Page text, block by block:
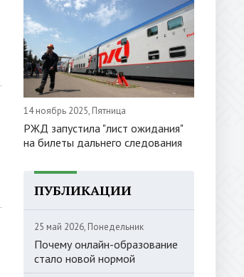
14 ноябрь 2025, Пятница
РЖД запустила "лист ожидания"
на билеты дальнего следования
ПУБЛИКАЦИИ
25 май 2026, Понедельник
Почему онлайн-образование
стало новой нормой